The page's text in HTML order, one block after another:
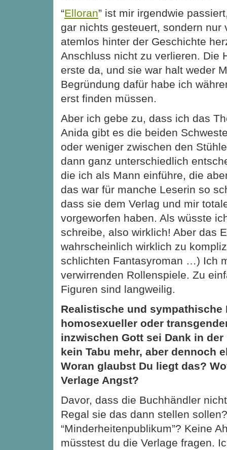
“Elloran” ist mir irgendwie
gar nichts gesteuert, sondern nur
atemlos hinter der Geschichte
Anschluss nicht zu verlieren. Die
erste da, und sie war halt weder
Begründung dafür habe ich
erst finden müssen.
Aber ich gebe zu, dass ich das
Anida gibt es die beiden
oder weniger zwischen den
dann ganz unterschiedlich
die ich als Mann einführe, die
das war für manche Leserin so
dass sie dem Verlag und mir
vorgeworfen haben. Als wüsste
schreibe, also wirklich! Aber das
wahrscheinlich wirklich zu
schlichten Fantasyroman …) Ich
verwirrenden Rollenspiele. Zu
Figuren sind langweilig.
Realistische und sympathische
homosexueller oder
inzwischen Gott sei Dank in
kein Tabu mehr, aber dennoch
Woran glaubst Du liegt das?
Verlage Angst?
Davor, dass die Buchhändler
Regal sie das dann stellen
“Minderheitenpublikum”? Keine
müsstest du die Verlage fragen.